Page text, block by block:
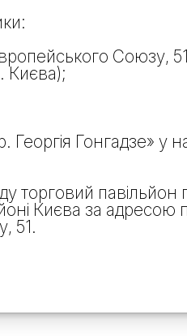
Союзу, 51
Києва);
Георгія Гонгадзе» у
торговий
Києва за адресою
51.